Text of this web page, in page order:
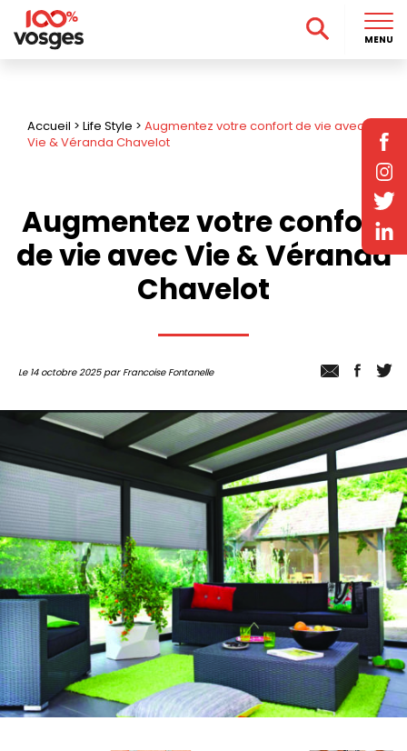
Accueil > Life Style > Augmentez votre confort de vie avec
Vie & Véranda Chavelot
Augmentez votre confort
de vie avec Vie & Véranda
Chavelot
Le 14 octobre 2025 par Francoise Fontanelle
MENU